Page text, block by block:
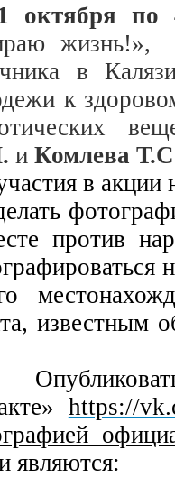
октября по
жизнь!»,
в
к
и Комлева
в
против
известным
https://
являются: